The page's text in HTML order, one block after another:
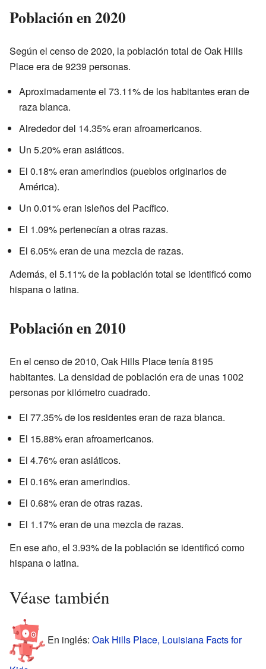
Población en 2020
Según el censo de 2020, la población total de Oak Hills
Place era de 9239 personas.
Aproximadamente el 73.11% de los habitantes eran de
raza blanca.
Alrededor del 14.35% eran afroamericanos.
Un 5.20% eran asiáticos.
El 0.18% eran amerindios (pueblos originarios de
América).
Un 0.01% eran isleños del Pacífico.
El 1.09% pertenecían a otras razas.
El 6.05% eran de una mezcla de razas.
Además, el 5.11% de la población total se identificó como
hispana o latina.
Población en 2010
En el censo de 2010, Oak Hills Place tenía 8195
habitantes. La densidad de población era de unas 1002
personas por kilómetro cuadrado.
El 77.35% de los residentes eran de raza blanca.
El 15.88% eran afroamericanos.
El 4.76% eran asiáticos.
El 0.16% eran amerindios.
El 0.68% eran de otras razas.
El 1.17% eran de una mezcla de razas.
En ese año, el 3.93% de la población se identificó como
hispana o latina.
Véase también
En inglés: Oak Hills Place, Louisiana Facts for